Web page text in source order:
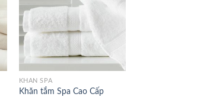
KHĂN SPA
Khăn tắm Spa Cao Cấp